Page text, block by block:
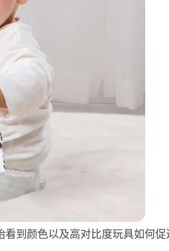
到颜色以及高对比度玩具如何